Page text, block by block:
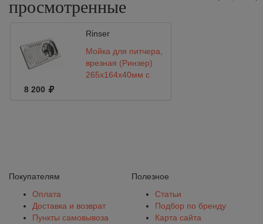
просмотренные
Rinser
Мойка для питчера,
врезная (Ринзер)
265x164х40мм с
8 200
Покупателям
Оплата
Доставка и возврат
Пункты самовывоза
Полезное
Статьи
Подбор по бренду
Карта сайта